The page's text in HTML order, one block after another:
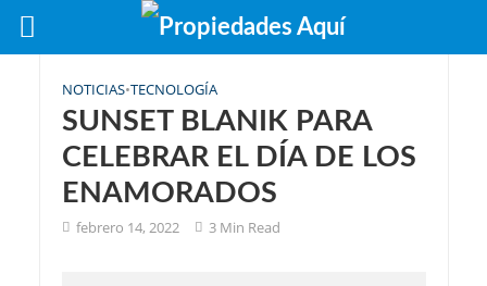
NOTICIAS•TECNOLOGÍA
SUNSET BLANIK PARA
CELEBRAR EL DÍA DE LOS
ENAMORADOS
febrero 14, 2022 3 Min Read